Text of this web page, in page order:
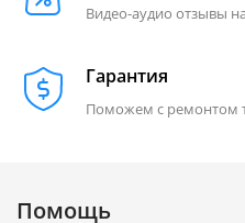
Видео-аудио отзывы
Гарантия
Поможем с ремонтом
Помощь